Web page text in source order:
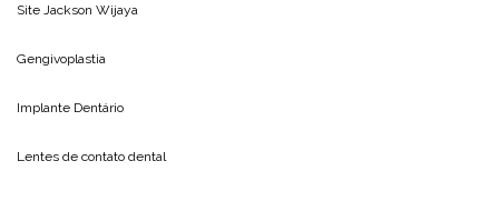
Site Jackson Wijaya
Gengivoplastia
Implante Dentário
Lentes de contato dental